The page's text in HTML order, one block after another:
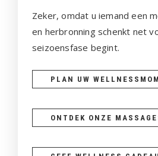
Zeker, omdat u iemand een
en herbronning schenkt net
seizoensfase begint.
PLAN UW
ONTDEK ONZE